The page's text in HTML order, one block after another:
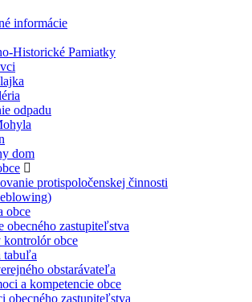
informácie
Historické Pamiatky
odpadu
dom
protispoločenskej činnosti
obce
obecného zastupiteľstva
obce
tabuľa
obstarávateľa
a kompetencie obce
obecného zastupiteľstva